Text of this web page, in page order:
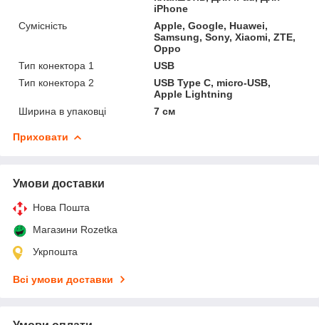
iPhone
Сумісність
Apple, Google, Huawei,
Samsung, Sony, Xiaomi, ZTE,
Oppo
Тип конектора 1
USB
Тип конектора 2
USB Type C, micro-USB,
Apple Lightning
Ширина в упаковці
7 см
Приховати
Умови доставки
Нова Пошта
Магазини Rozetka
Укрпошта
Всі умови доставки